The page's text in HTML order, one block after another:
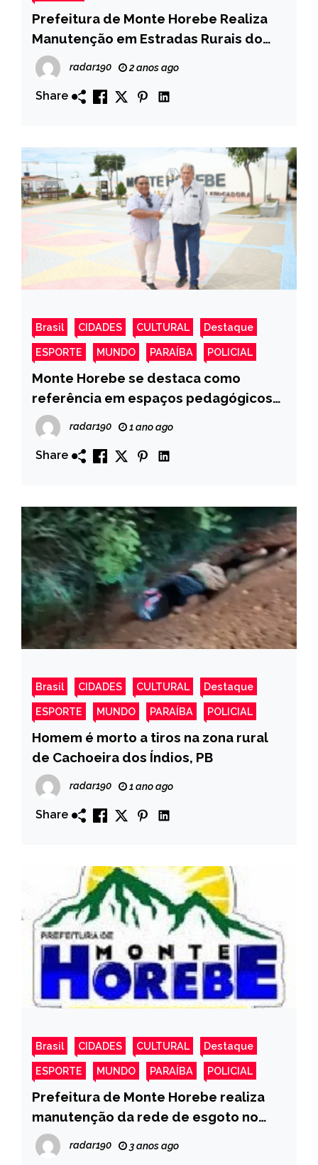
Prefeitura de Monte Horebe Realiza
Manutenção em Estradas Rurais do
Município – SEDE DO MUNICÍPIO AO
SITIO BRAGA E REGIÃO-VEJA MAIS!
radar190 2 anos ago
Share
Brasil CIDADES CULTURAL Destaque
ESPORTE MUNDO PARAÍBA POLICIAL
Monte Horebe se destaca como
referência em espaços pedagógicos
para o Pacto pela Primeira Infância
radar190 1 ano ago
Share
Brasil CIDADES CULTURAL Destaque
ESPORTE MUNDO PARAÍBA POLICIAL
Homem é morto a tiros na zona rural
de Cachoeira dos Índios, PB
radar190 1 ano ago
Share
Brasil CIDADES CULTURAL Destaque
ESPORTE MUNDO PARAÍBA POLICIAL
Prefeitura de Monte Horebe realiza
manutenção da rede de esgoto no
Bairro São Francisco- Para Receber
mais Um Calçamento
radar190 3 anos ago